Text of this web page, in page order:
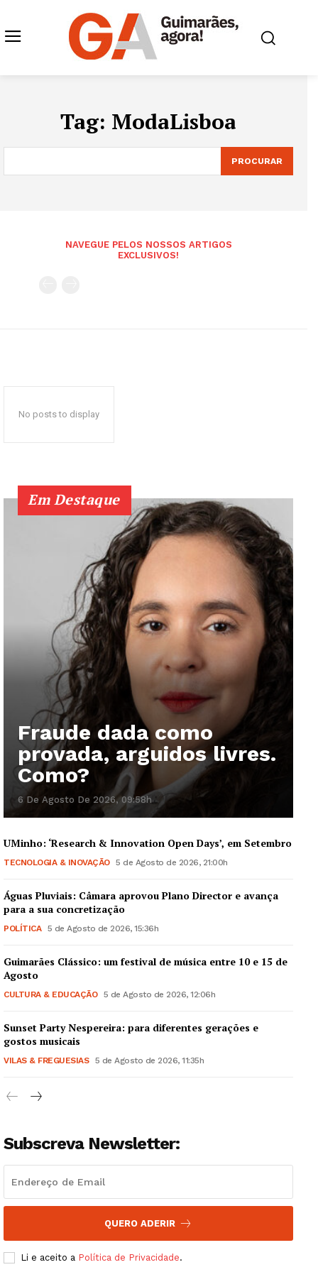
Guimarães, agora!
Institucional
Artigos
Edição Digital
Grande Entrevista
Publicidade
Tag: ModaLisboa
PROCURAR
NAVEGUE PELOS NOSSOS ARTIGOS
EXCLUSIVOS!
No posts to display
Em Destaque
Fraude dada como
provada, arguidos livres.
Como?
6 De Agosto De 2026, 09:58h
UMinho: ‘Research & Innovation Open Days’, em Setembro
TECNOLOGIA & INOVAÇÃO 5 de Agosto de 2026, 21:00h
Águas Pluviais: Câmara aprovou Plano Director e avança
para a sua concretização
POLÍTICA 5 de Agosto de 2026, 15:36h
Guimarães Clássico: um festival de música entre 10 e 15 de
Agosto
CULTURA & EDUCAÇÃO 5 de Agosto de 2026, 12:06h
Sunset Party Nespereira: para diferentes gerações e
gostos musicais
VILAS & FREGUESIAS 5 de Agosto de 2026, 11:35h
Subscreva Newsletter:
QUERO ADERIR
Li e aceito a Política de Privacidade.